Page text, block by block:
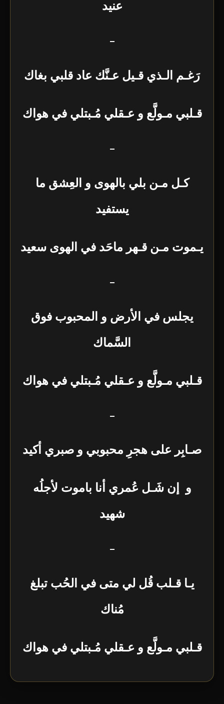
عنيد
–
رَغـم الـذي قـيل عـنَّك عاد قلبي بغاك
قـلبي مـولَّع و عـقلي مُـبتلي في هواك
–
كـل مـن بلي بالهوى و العِشق ما
يستفيد
يـموت مـن قـهر ماحَد في الهوى سعيد
–
يجلس في الأرض و المحبوب فوق
السَّماك
قـلبي مـولَّع و عـقلي مُـبتلي في هواك
–
صـابِر على هجرِ محبوبي و صبري أكيد
و إن شَـل عُمري أنا باموت لأجلُه
شهيد
–
يـا قـلب قُل لي متى في الحُب تبلغ
مُناك
قـلبي مـولَّع و عـقلي مُـبتلي في هواك